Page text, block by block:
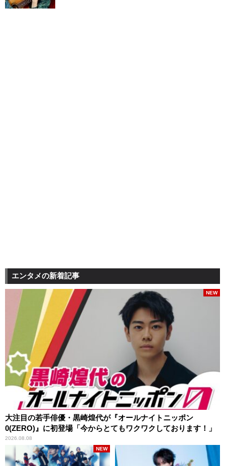
エンタメの新着記事
大注目の若手俳優・黒崎煌代が『オールナイトニッポン
0(ZERO)』に初登場「今からとてもワクワクしております！」
2026.08.08
NEW
NEW